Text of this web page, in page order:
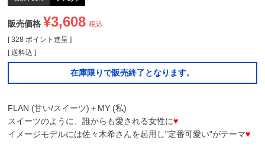
販売価格 ¥3,608 税込
[ 328 ポイント進呈 ]
送料込
在庫限りで販売終了となります。
FLAN (甘い/スイーツ)＋MY (私)
スイーツのように、誰からも愛される女性に♥
イメージモデルには佐々木希さんを起用し”定番可愛い”がテーマ♥